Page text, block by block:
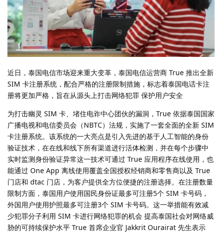
近日，泰国电信市场迎来重大变革，泰国电信运营商 True 推出全新
SIM 卡注册系统，配合严格的注册限制措施，标志着泰国电话卡注
册将更加严格，旨在从源头上打击网络犯罪 保护用户安全
为打击幽灵 SIM 卡、堵住电诈中心团伙的漏洞，True 依据泰国国家
广播电视和电信委员会（NBTC）法规，实施了一套全面的全新 SIM
卡注册系统。该系统的一大亮点是引入先进的基于人工智能的身份
验证技术，在在线和线下所有渠道进行活体检测，并在每个步骤中
实时监测身份验证异常这一技术可通过 True 应用程序在线使用，也
能通过 One App 离线使用覆盖全国授权经销商和零售商以及 True
门店和 dtac 门店，为客户提供全方位便捷的注册选择。在注册数量
限制方面，泰国用户使用国民身份证最多可注册5个 SIM 卡号码，
外国用户使用护照最多可注册3个 SIM 卡号码。这一举措能有效减
少犯罪分子利用 SIM 卡进行网络犯罪的机会 提高泰国社会对网络威
胁的可持续保护水平 True 首席企业官 Jakkrit Ourairat 先生表示